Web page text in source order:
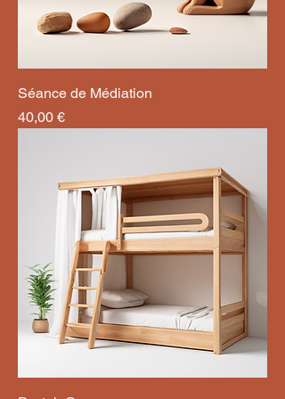
Séance de Médiation
Prix
40,00 €